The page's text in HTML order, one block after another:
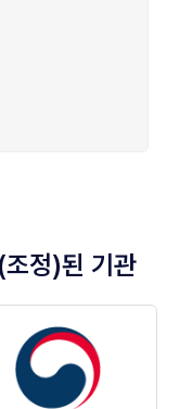
정)된 기관